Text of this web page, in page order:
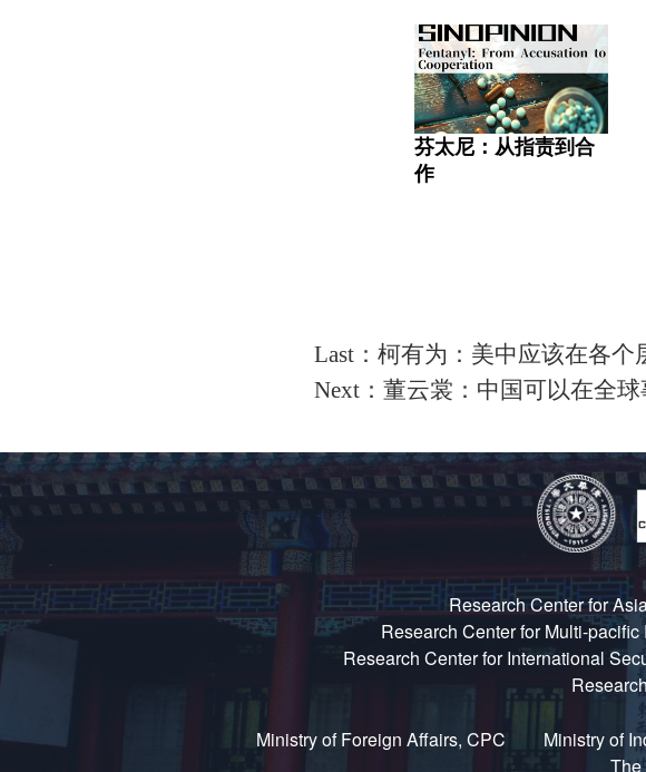
芬太尼：从指责到合
作
Last：柯有为：美中应该在各个
Next：董云裳：中国可以在全
Research Center for
Research Center for Multi-
Research Center for International
Ministry of Foreign Affairs, CPC Ministry of
The